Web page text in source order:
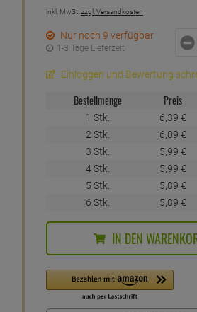
inkl. MwSt. zzgl. Versandkosten
Nur noch 9 verfügbar
1-3 Tage Lieferzeit
Einloggen und Bewertung
Bestellmenge Preis
1 Stk. 6, 39 €
2 Stk.
6, 09 €
3 Stk.
5, 99 €
4 Stk.
5, 99 €
5 Stk.
5, 89 €
6 Stk.
5, 89 €
IN DEN